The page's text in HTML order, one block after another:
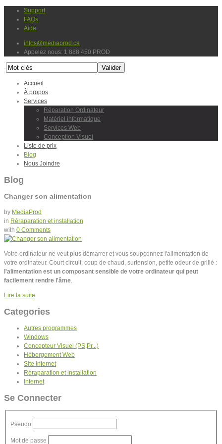
Support
FAQs
Aide
infos@mediaprod.ca
Appelez nous: 1 888 450 PROD
-
Accueil
À propos
Services
Réparation Ordinateur
Matériel informatique
Services Web
Conception Visuel
Liste de prix
Blog
Nous Joindre
Blog
Changer son alimentation
by MediaProd
in Réraparation et installation
with 0 Comments
Votre ordinateur ne veut plus démarrer et vous soupçonnez l'alimentation de
votre ordinateur. Court circuit, coup de chaud, surtension, petite odeur de grillé :
l'alimentation est un composant sensible de votre ordinateur qui peut
facilement rendre l'âme.
Lire la suite
Categories
Autres programmes
Windows
Concepteur Visuel (PS,Pr...)
Hébergement Web
Site internet
Réraparation et installation
Internet
Se Connecter
Pseudo
Mot de passe